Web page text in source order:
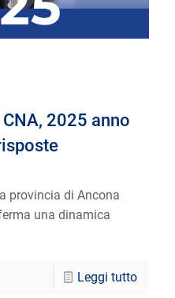
2025 anno
provincia di Ancona
una dinamica
Leggi tutto